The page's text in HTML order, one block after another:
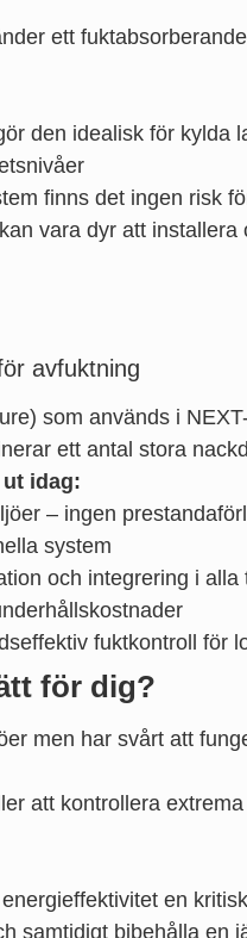
ett
den idealisk för kylda
finns det ingen risk
vara dyr att
avfuktning
som används i
ett antal stora
idag:
– ingen
system
och integrering i
fuktkontroll
för dig?
men har svårt att
att kontrollera
en
samtidigt bibehålla en